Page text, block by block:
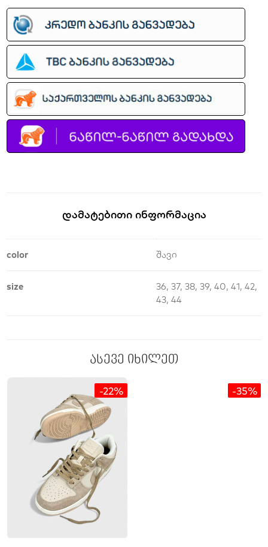
Დამატებითი Ინფორმაცია
color შავი
size
36, 37, 38, 39, 40, 41, 42,
43, 44
ასევე იხილეთ
-22% -35%